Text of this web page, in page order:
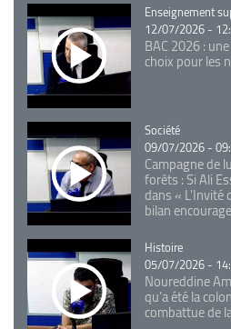
Catégorie
Enseignement
12/07/2026 -
BAC 2026 :
choix pour les
Catégorie
Société
09/07/2026 -
Campagne de
forêts : Si Ali
dans « L'Invité
bilan
Catégorie
Histoire
05/07/2026 -
Noureddine
qu’a été la
combattue de